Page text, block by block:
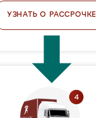
УЗНАТЬ О РАССРОЧКЕ